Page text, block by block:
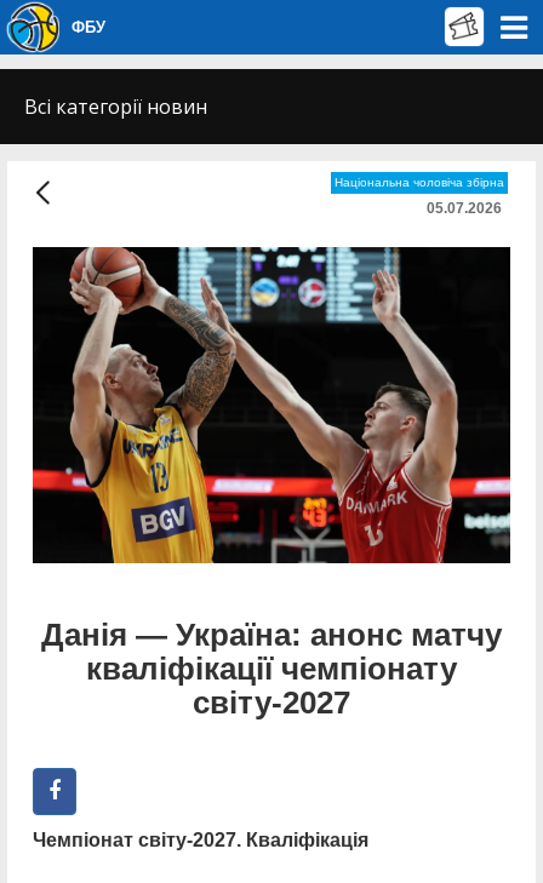
ФБУ
Всі категорії новин
Національна чоловіча збірна
05.07.2026
Данія — Україна: анонс матчу
кваліфікації чемпіонату
світу-2027
Чемпіонат світу-2027. Кваліфікація